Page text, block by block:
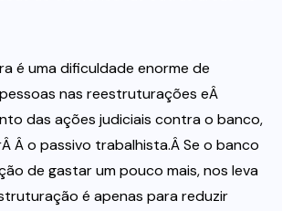
é uma dificuldade enorme de
nas reestruturações eÂ
das ações judiciais contra o banco,
Â o passivo trabalhista.Â Se o banco
de gastar um pouco mais, nos leva
é apenas para reduzir